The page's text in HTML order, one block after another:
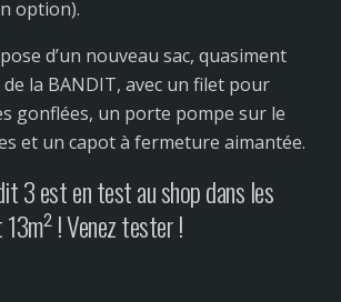
option).
d’un nouveau sac, quasiment
la BANDIT, avec un filet pour
gonflées, un porte pompe sur le
et un capot à fermeture aimantée.
3 est en test au shop dans les
! Venez tester !